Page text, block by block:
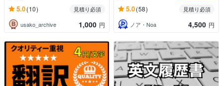
5.0(10)
見積り必須
usako_archive
1,000 円
5.0(58)
見積り必須
ノア・Noa
4,500 円